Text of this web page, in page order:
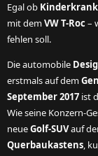
Egal ob
mit demVW T-Roc–
fehlen soll.
Die automobile
erstmals auf dem
September 2017 ist
Wie seine Konzern-
neueGolf-SUVauf
Querbaukastens,